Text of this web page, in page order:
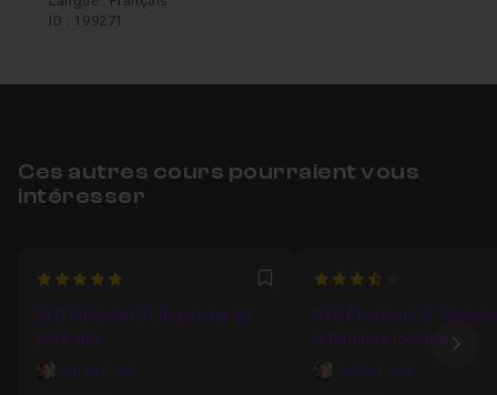
ID : 199271
Ces autres cours pourraient vous
intéresser
5 Favori
DxO Photolab 7 : Retouche de
portraits
Julien Pons
3.6923076923077
DXO PhotoLab 2 :
retouches locales
Julien Pons